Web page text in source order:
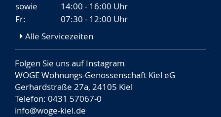
sowie
14:00 - 16:00 Uhr
Fr:
07:30 - 12:00 Uhr
Alle Servicezeiten
Folgen Sie uns aufInstagram
WOGE Wohnungs-Genossenschaft Kiel eG
Gerhardstraße 27a, 24105 Kiel
Telefon: 0431 57067-0
info@woge-kiel.de